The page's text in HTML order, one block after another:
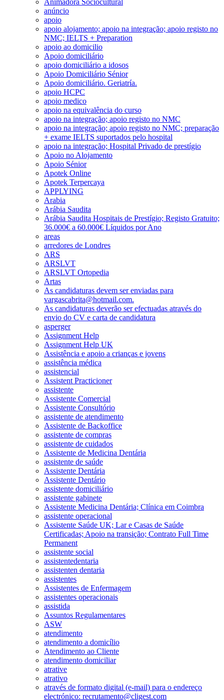
anúncio
apoio
apoio alojamento; apoio na integração; apoio registo no
NMC; IELTS + Preparation
apoio ao domicilio
Apoio domiciliário
apoio domiciliário a idosos
Apoio Domiciliário Sénior
Apoio domiciliário. Geriatría.
apoio HCPC
apoio medico
apoio na equivalência do curso
apoio na integração; apoio registo no NMC
apoio na integração; apoio registo no NMC; preparação
+ exame IELTS suportados pelo hospital
apoio na integração; Hospital Privado de prestígio
Apoio no Alojamento
Apoio Sénior
Apotek Online
Apotek Terpercaya
APPLYING
Arabia
Arábia Saudita
Arábia Saudita Hospitais de Prestígio; Registo Gratuito;
36.000€ a 60.000€ Líquidos por Ano
areas
arredores de Londres
ARS
ARSLVT
ARSLVT Ortopedia
Artas
As candidaturas devem ser enviadas para
vargascabrita@hotmail.com.
As candidaturas deverão ser efectuadas através do
envio do CV e carta de candidatura
asperger
Assignment Help
Assignment Help UK
Assistência e apoio a crianças e jovens
assistência médica
assistencial
Assistent Practicioner
assistente
Assistente Comercial
Assistente Consultório
assistente de atendimento
Assistente de Backoffice
assistente de compras
assistente de cuidados
Assistente de Medicina Dentária
assistente de saúde
Assistente Dentária
Assistente Dentário
assistente domiciliário
assistente gabinete
Assistente Medicina Dentária; Clínica em Coimbra
assistente operacional
Assistente Saúde UK; Lar e Casas de Saúde
Certificadas; Apoio na transição; Contrato Full Time
Permanent
assistente social
assistentedentaria
assistenten dentaria
assistentes
Assistentes de Enfermagem
assistentes operacionais
assistida
Assuntos Regulamentares
ASW
atendimento
atendimento a domicílio
Atendimento ao Cliente
atendimento domiciliar
atrative
atrativo
através de formato digital (e-mail) para o endereço
electrónico: recrutamento@cligest.com